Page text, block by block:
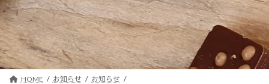
HOME お知らせ
お知らせ